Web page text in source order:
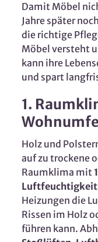
Damit Möbel
Jahre später
die richtige
Möbel versteht
kann ihre
und spart
1.
Holz und
auf zu trockene
Raumklima mit
Luftfeuchtigkeit
Heizungen die
Rissen im Holz
führen kann.